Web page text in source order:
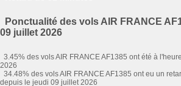
Ponctualité des vols AIR FRANCE
09 juillet 2026
3.45% des vols AIR FRANCE AF1385 ont été à
2026
34.48% des vols AIR FRANCE AF1385 ont eu un
depuis le jeudi 09 juillet 2026